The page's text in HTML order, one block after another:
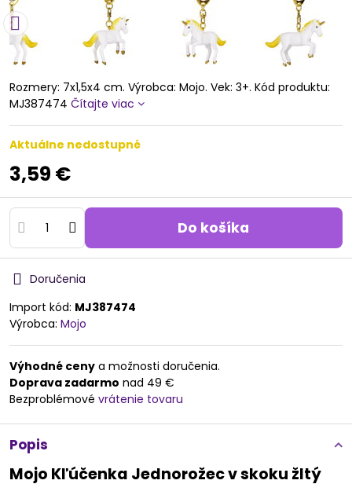
Rozmery: 7x1,5x4 cm. Výrobca: Mojo. Vek: 3+. Kód produktu:
MJ387474 Čítajte viac
Aktuálne nedostupné
3,59 €
Do košíka
Doručenia
Import kód: MJ387474
Výrobca: Mojo
Výhodné ceny a možnosti doručenia.
Doprava zadarmo nad 49 €
Bezproblémové vrátenie tovaru
Popis
Mojo Kľúčenka Jednorožec v skoku žltý